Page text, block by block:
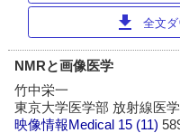
download 全文
NMRと画像医学
竹中栄一
東京大学医学部 放射線医
映像情報Medical 15 (11)